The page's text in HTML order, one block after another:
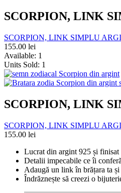
SCORPION, LINK
SCORPION, LINK SIMPLU
155.00 lei
Available: 1
Units Sold: 1
SCORPION, LINK
SCORPION, LINK SIMPLU
155.00 lei
Lucrat din argint 925 și finisat
Detalii impecabile ce îi
Adaugă un link în brățara ta
Îndrăznește să creezi o